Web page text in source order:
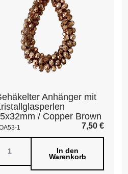
Anhänger mit
/ Copper Brown
1 7,50 €
In den
Warenkorb